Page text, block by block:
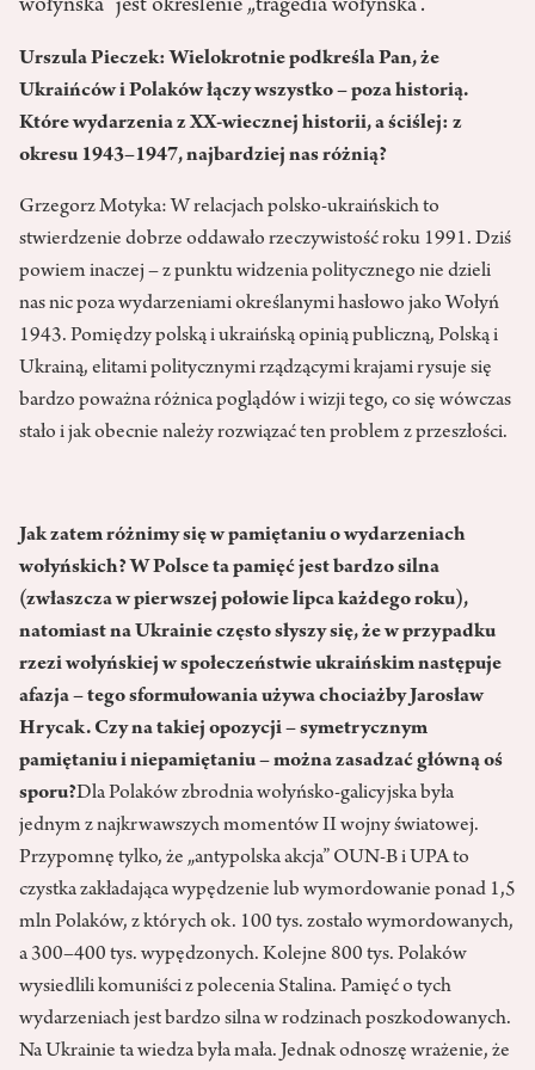
wołyńska” jest określenie „tragedia wołyńska”.
Urszula Pieczek: Wielokrotnie podkreśla Pan, że
Ukraińców i Polaków łączy wszystko – poza historią.
Które wydarzenia z XX-wiecznej historii, a ściślej: z
okresu 1943–1947, najbardziej nas różnią?
Grzegorz Motyka: W relacjach polsko-ukraińskich to
stwierdzenie dobrze oddawało rzeczywistość roku 1991. Dziś
powiem inaczej – z punktu widzenia politycznego nie dzieli
nas nic poza wydarzeniami określanymi hasłowo jako Wołyń
1943. Pomiędzy polską i ukraińską opinią publiczną, Polską i
Ukrainą, elitami politycznymi rządzącymi krajami rysuje się
bardzo poważna różnica poglądów i wizji tego, co się wówczas
stało i jak obecnie należy rozwiązać ten problem z przeszłości.
Jak zatem różnimy się w pamiętaniu o wydarzeniach
wołyńskich? W Polsce ta pamięć jest bardzo silna
(zwłaszcza w pierwszej połowie lipca każdego roku),
natomiast na Ukrainie często słyszy się, że w przypadku
rzezi wołyńskiej w społeczeństwie ukraińskim następuje
afazja – tego sformułowania używa chociażby Jarosław
Hrycak. Czy na takiej opozycji – symetrycznym
pamiętaniu i niepamiętaniu – można zasadzać główną oś
sporu?Dla Polaków zbrodnia wołyńsko-galicyjska była
jednym z najkrwawszych momentów II wojny światowej.
Przypomnę tylko, że „antypolska akcja” OUN-B i UPA to
czystka zakładająca wypędzenie lub wymordowanie ponad 1,5
mln Polaków, z których ok. 100 tys. zostało wymordowanych,
a 300–400 tys. wypędzonych. Kolejne 800 tys. Polaków
wysiedlili komuniści z polecenia Stalina. Pamięć o tych
wydarzeniach jest bardzo silna w rodzinach poszkodowanych.
Na Ukrainie ta wiedza była mała. Jednak odnoszę wrażenie, że